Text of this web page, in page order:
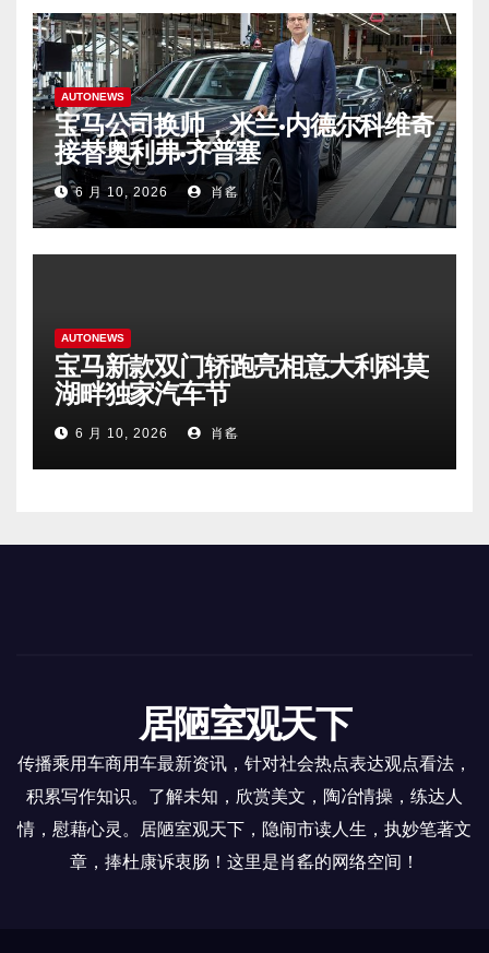
AUTONEWS
宝马公司换帅，米兰·内德尔科维奇
接替奥利弗·齐普塞
6 月 10, 2026 肖䍃
AUTONEWS
宝马新款双门轿跑亮相意大利科莫
湖畔独家汽车节
6 月 10, 2026 肖䍃
居陋室观天下
传播乘用车商用车最新资讯，针对社会热点表达观点看法，
积累写作知识。了解未知，欣赏美文，陶冶情操，练达人
情，慰藉心灵。居陋室观天下，隐闹市读人生，执妙笔著文
章，捧杜康诉衷肠！这里是肖䍃的网络空间！